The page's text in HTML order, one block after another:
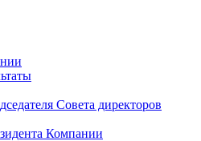
Совета директоров
Компании